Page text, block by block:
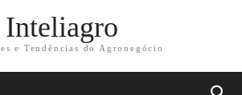
Inteliagro
e Tendências do Agronegócio